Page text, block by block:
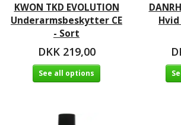
KWON TKD EVOLUTION
Underarmsbeskytter CE
- Sort
DKK 219,00
See all options